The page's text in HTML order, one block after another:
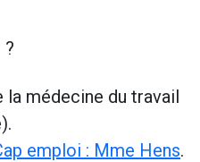
la médecine du travail
emploi : Mme Hens.